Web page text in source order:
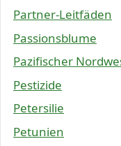
Partner-Leitfäden
Passionsblume
Pazifischer
Pestizide
Petersilie
Petunien